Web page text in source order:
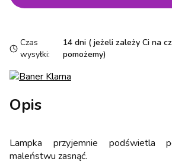
Czas
wysyłki:
14 dni ( jeżeli zależy Ci na
pomożemy)
Opis
Lampka przyjemnie podświetla
maleństwu zasnąć.